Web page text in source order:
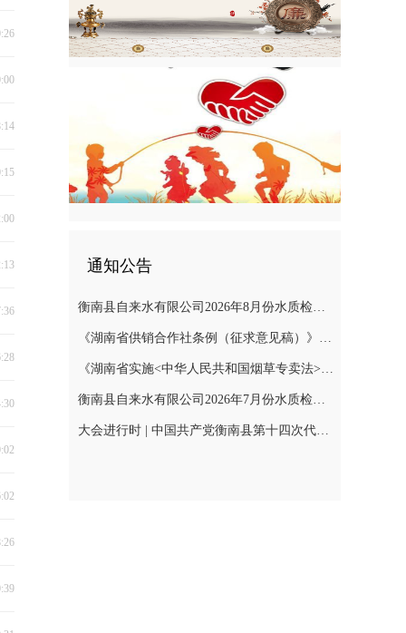
通知公告
衡南县自来水有限公司2026年8月份水质检测报告
《湖南省供销合作社条例（征求意见稿）》公开征集意见
《湖南省实施<中华人民共和国烟草专卖法>若干规定（征求意见稿）》公开征集意见
衡南县自来水有限公司2026年7月份水质检测报告公示
大会进行时 | 中国共产党衡南县第十四次代表大会召开预备会议第二阶段会议